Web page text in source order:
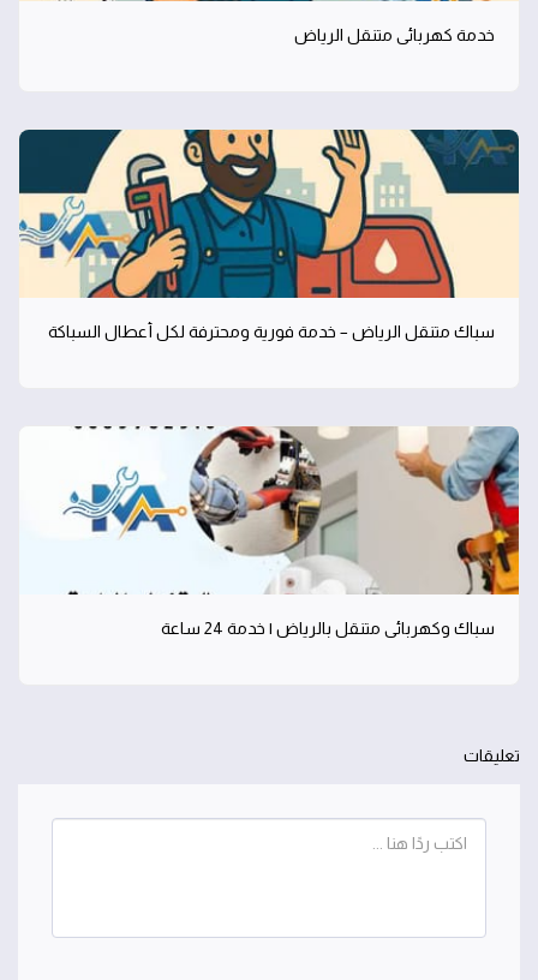
خدمة كهربائي متنقل الرياض
سباك متنقل الرياض – خدمة فورية ومحترفة لكل أعطال السباكة
سباك وكهربائي متنقل بالرياض | خدمة 24 ساعة
تعليقات